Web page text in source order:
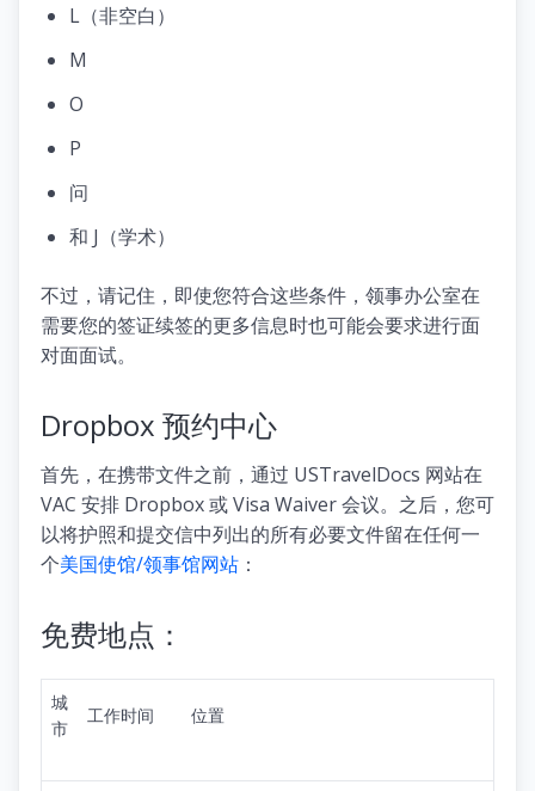
L（非空白）
M
O
P
问
和 J（学术）
不过，请记住，即使您符合这些条件，领事办公室在
需要您的签证续签的更多信息时也可能会要求进行面
对面面试。
Dropbox 预约中心
首先，在携带文件之前，通过 USTravelDocs 网站在
VAC 安排 Dropbox 或 Visa Waiver 会议。之后，您可
以将护照和提交信中列出的所有必要文件留在任何一
个美国使馆/领事馆网站 ：
免费地点：
城
市
工作时间 位置